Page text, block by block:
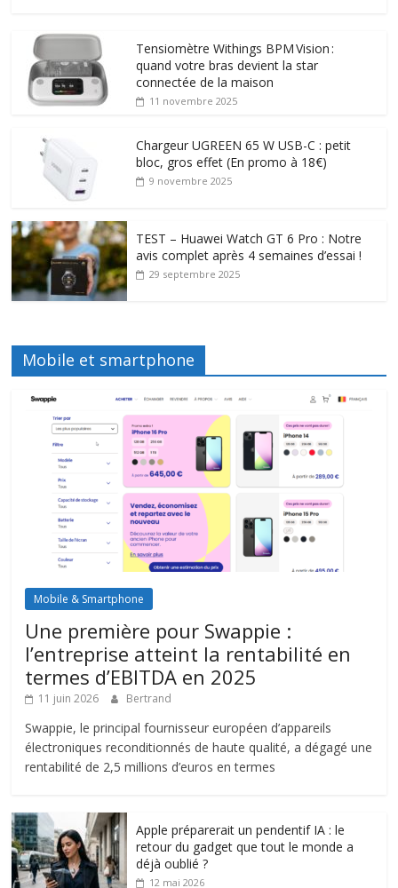
Tensiomètre Withings BPM Vision :
quand votre bras devient la star
connectée de la maison
11 novembre 2025
Chargeur UGREEN 65 W USB-C : petit
bloc, gros effet (En promo à 18€)
9 novembre 2025
TEST – Huawei Watch GT 6 Pro : Notre
avis complet après 4 semaines d’essai !
29 septembre 2025
Mobile et smartphone
Mobile & Smartphone
Une première pour Swappie :
l’entreprise atteint la rentabilité en
termes d’EBITDA en 2025
11 juin 2026 Bertrand
Swappie, le principal fournisseur européen d’appareils
électroniques reconditionnés de haute qualité, a dégagé une
rentabilité de 2,5 millions d’euros en termes
Apple préparerait un pendentif IA : le
retour du gadget que tout le monde a
déjà oublié ?
12 mai 2026